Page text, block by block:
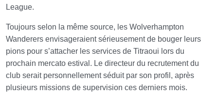
League.
Toujours selon la même source, les Wolverhampton
Wanderers envisageraient sérieusement de bouger leurs
pions pour s’attacher les services de Titraoui lors du
prochain mercato estival. Le directeur du recrutement du
club serait personnellement séduit par son profil, après
plusieurs missions de supervision ces derniers mois.